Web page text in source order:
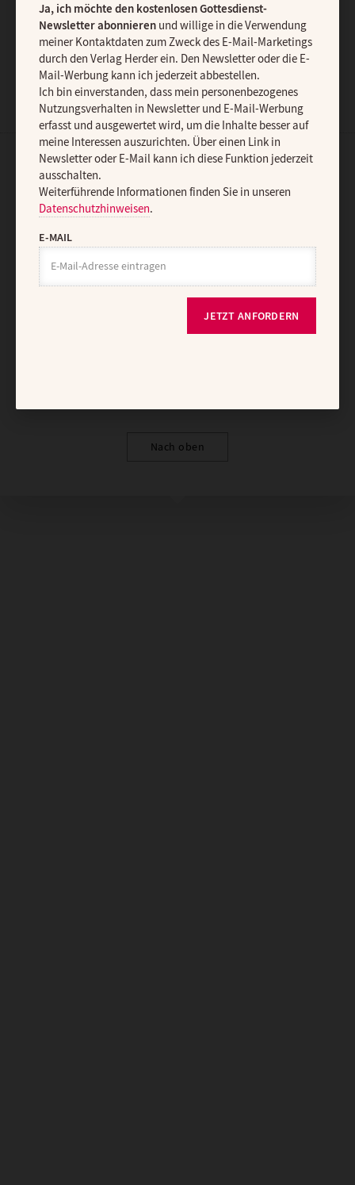
JETZT ANMELDEN
AGB und Widerrufsbelehrung Barrierefreiheit
Impressum
Vertrag widerrufen Abo online kündigen
Nach oben
Ja, ich möchte den kostenlosen Gottesdienst-
Newsletter abonnierenund willige in die Verwendung
meiner Kontaktdaten zum Zweck des E-Mail-Marketings
durch den Verlag Herder ein. Den Newsletter oder die E-
Mail-Werbung kann ich jederzeit abbestellen.
Ich bin einverstanden, dass mein personenbezogenes
Nutzungsverhalten in Newsletter und E-Mail-Werbung
erfasst und ausgewertet wird, um die Inhalte besser auf
meine Interessen auszurichten. Über einen Link in
Newsletter oder E-Mail kann ich diese Funktion jederzeit
ausschalten.
Weiterführende Informationen finden Sie in unseren
Datenschutzhinweisen.
E-MAIL
JETZT ANFORDERN